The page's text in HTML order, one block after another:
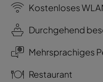
Kostenloses
Durchgehend
Mehrsprachiges
Restaurant